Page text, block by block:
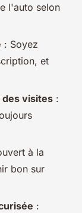
l'auto selon
: Soyez
et
des visites :
à la
bon sur
: